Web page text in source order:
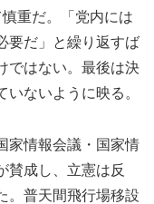
重だ。「党内には
要だ」と繰り返すば
ではない。最後は決
ないように映る。
家情報会議・国家情
賛成し、立憲は反
。普天間飛行場移設